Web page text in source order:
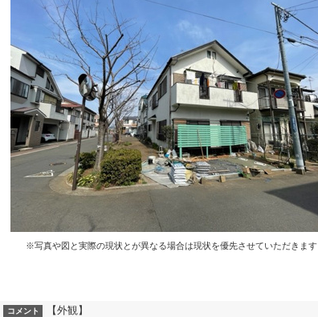
※写真や図と実際の現状とが異なる場合は現状を優先させていただきます
コメント 【外観】